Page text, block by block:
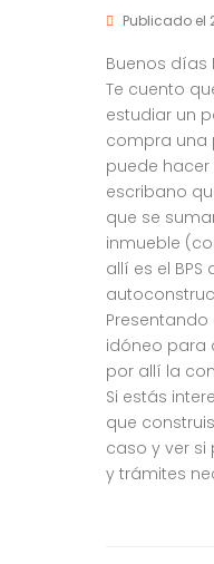
Publicado el
Buenos días
Te cuento
estudiar un
compra una
puede
escribano
que se
inmueble
allí es el
idóneo para
por allí la
Si estás
que
caso y ver
y trámites